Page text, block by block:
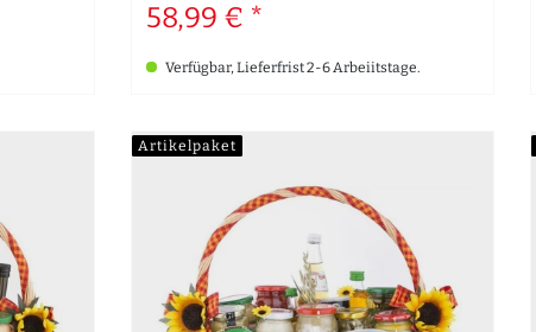
58,99 € *
Verfügbar, Lieferfrist 2-6 Arbeiitstage.
Artikelpaket